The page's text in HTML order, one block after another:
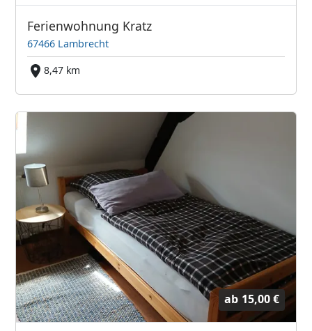
Ferienwohnung Kratz
67466 Lambrecht
8,47 km
ab 15,00 €